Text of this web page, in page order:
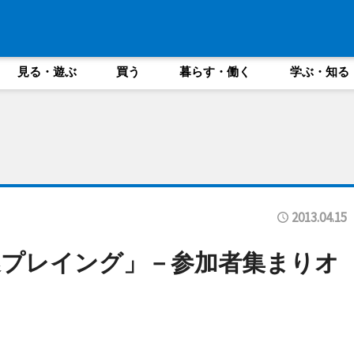
見る・遊ぶ 買う 暮らす・働く 学ぶ・知る
2013.04.15
レイング」－参加者集まりオ